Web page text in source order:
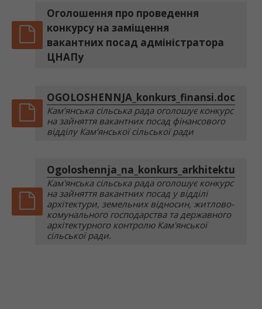
Оголошення про проведення
конкурсу на заміщення
вакантних посад адміністратора
ЦНАПу
OGOLOSHENNJA_konkurs_finansi.docx
Кам’янська сільська рада оголошує конкурс
на зайняття вакантних посад фінансового
відділу Кам’янської сільської ради
Кам'янська сільська рада оголошує конкурс
на зайняття вакантних посад у відділі
архітектури, земельних відносин, житлово-
комунального господарства та державного
архітектурного контролю Кам'янської
сільської ради.